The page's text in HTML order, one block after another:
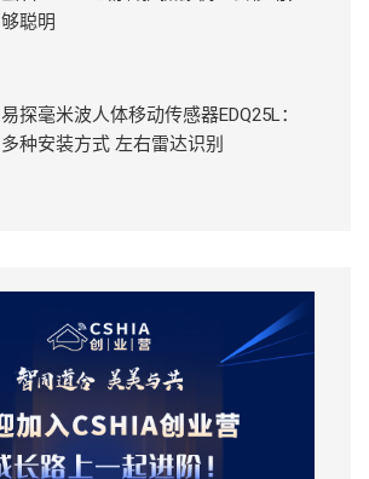
够聪明
易探毫米波人体移动传感器EDQ25L：
多种安装方式 左右雷达识别